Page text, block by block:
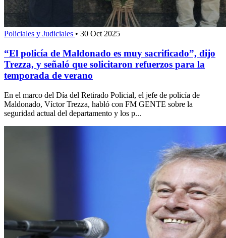
Policiales y Judiciales • 30 Oct 2025
“El policía de Maldonado es muy sacrificado”, dijo
Trezza, y señaló que solicitaron refuerzos para la
temporada de verano
En el marco del Día del Retirado Policial, el jefe de policía de
Maldonado, Víctor Trezza, habló con FM GENTE sobre la
seguridad actual del departamento y los p...